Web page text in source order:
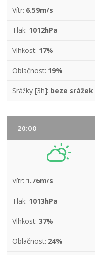
Vítr: 6.59m/s
Tlak: 1012hPa
Vlhkost: 17%
Oblačnost: 19%
Srážky [3h]: beze srážek
20:00
Vítr: 1.76m/s
Tlak: 1013hPa
Vlhkost: 37%
Oblačnost: 24%